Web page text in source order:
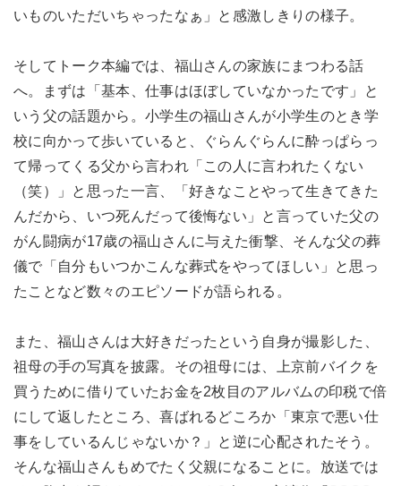
いものいただいちゃったなぁ」と感激しきりの様子。
そしてトーク本編では、福山さんの家族にまつわる話
へ。まずは「基本、仕事はほぼしていなかったです」と
いう父の話題から。小学生の福山さんが小学生のとき学
校に向かって歩いていると、ぐらんぐらんに酔っぱらっ
て帰ってくる父から言われ「この人に言われたくない
（笑）」と思った一言、「好きなことやって生きてきた
んだから、いつ死んだって後悔ない」と言っていた父の
がん闘病が17歳の福山さんに与えた衝撃、そんな父の葬
儀で「自分もいつかこんな葬式をやってほしい」と思っ
たことなど数々のエピソードが語られる。
また、福山さんは大好きだったという自身が撮影した、
祖母の手の写真を披露。その祖母には、上京前バイクを
買うために借りていたお金を2枚目のアルバムの印税で倍
にして返したところ、喜ばれるどころか「東京で悪い仕
事をしているんじゃないか？」と逆に心配されたそう。
そんな福山さんもめでたく父親になることに。放送では